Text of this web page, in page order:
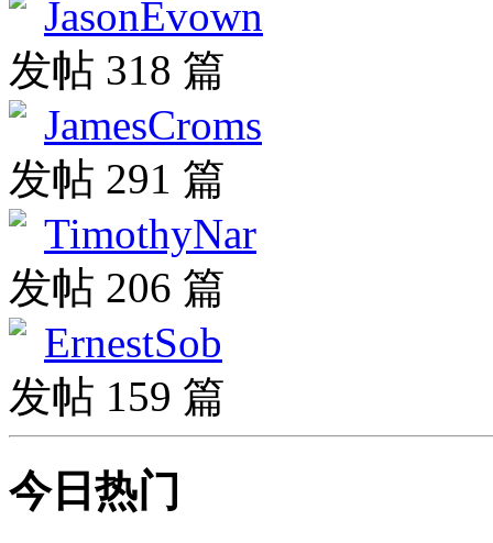
JasonEvown
发帖 318 篇
JamesCroms
发帖 291 篇
TimothyNar
发帖 206 篇
ErnestSob
发帖 159 篇
今日热门